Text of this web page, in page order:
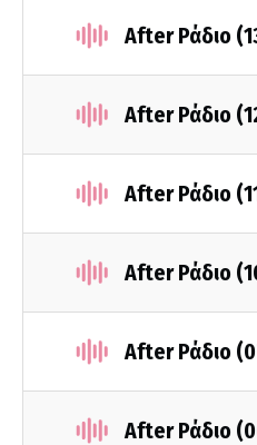
After Ράδιο
After Ράδιο
After Ράδιο
After Ράδιο
After Ράδιο
After Ράδιο